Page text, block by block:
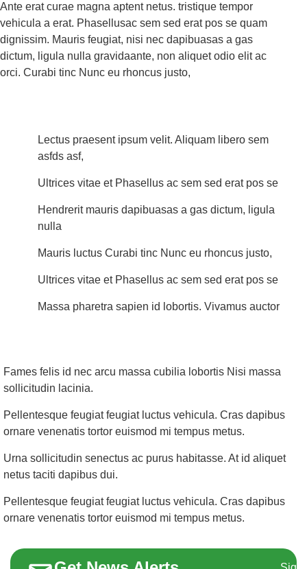
Ante erat curae magna aptent netus. tristique tempor
vehicula a erat. Phasellusac sem sed erat pos se quam
dignissim. Mauris feugiat, nisi nec dapibuasas a gas
dictum, ligula nulla gravidaante, non aliquet odio elit ac
orci. Curabi tinc Nunc eu rhoncus justo,
Lectus praesent ipsum velit. Aliquam libero sem
asfds asf,
Ultrices vitae et Phasellus ac sem sed erat pos se
Hendrerit mauris dapibuasas a gas dictum, ligula
nulla
Mauris luctus Curabi tinc Nunc eu rhoncus justo,
Ultrices vitae et Phasellus ac sem sed erat pos se
Massa pharetra sapien id lobortis. Vivamus auctor
Fames felis id nec arcu massa cubilia lobortis Nisi massa
sollicitudin lacinia.
Pellentesque feugiat feugiat luctus vehicula. Cras dapibus
ornare venenatis tortor euismod mi tempus metus.
Urna sollicitudin senectus ac purus habitasse. At id aliquet
netus taciti dapibus dui.
Pellentesque feugiat feugiat luctus vehicula. Cras dapibus
ornare venenatis tortor euismod mi tempus metus.